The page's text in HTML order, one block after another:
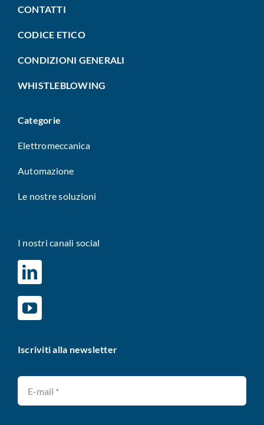
CONTATTI
CODICE ETICO
CONDIZIONI GENERALI
WHISTLEBLOWING
Categorie
Elettromeccanica
Automazione
Le nostre soluzioni
I nostri canali social
Iscriviti alla newsletter